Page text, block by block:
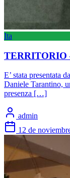
Ita
TERRITORIO
E’ stata presentata
Daniele Tarantino,
presenza […]
admin
12 de